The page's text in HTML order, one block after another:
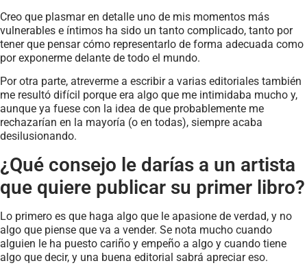
Creo que plasmar en detalle uno de mis momentos más
vulnerables e íntimos ha sido un tanto complicado, tanto por
tener que pensar cómo representarlo de forma adecuada como
por exponerme delante de todo el mundo.
Por otra parte, atreverme a escribir a varias editoriales también
me resultó difícil porque era algo que me intimidaba mucho y,
aunque ya fuese con la idea de que probablemente me
rechazarían en la mayoría (o en todas), siempre acaba
desilusionando.
¿Qué consejo le darías a un artista
que quiere publicar su primer libro?
Lo primero es que haga algo que le apasione de verdad, y no
algo que piense que va a vender. Se nota mucho cuando
alguien le ha puesto cariño y empeño a algo y cuando tiene
algo que decir, y una buena editorial sabrá apreciar eso.